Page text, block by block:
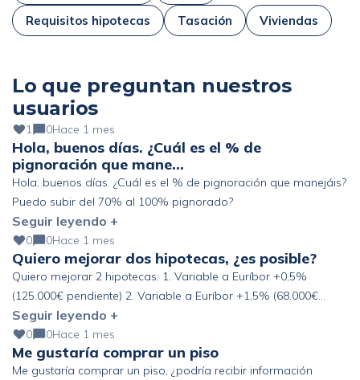
Requisitos hipotecas Tasación Viviendas
Lo que preguntan nuestros
usuarios
1 0Hace 1 mes
Hola, buenos días. ¿Cuál es el % de
pignoración que mane…
Hola, buenos días. ¿Cuál es el % de pignoración que manejáis?
Puedo subir del 70% al 100% pignorado?
Seguir leyendo +
0 0Hace 1 mes
Quiero mejorar dos hipotecas, ¿es posible?
Quiero mejorar 2 hipotecas: 1. Variable a Euríbor +0,5%
(125.000€ pendiente) 2. Variable a Euríbor +1,5% (68.000€
pendiente) Altos ingresos y ahorro, pero fuera de España. ¿Se
podría mejorar?
Seguir leyendo +
0 0Hace 1 mes
Me gustaría comprar un piso
Me gustaría comprar un piso, ¿podría recibir información